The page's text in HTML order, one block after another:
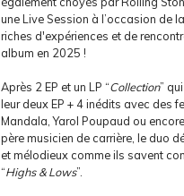
une Live Session à l’occasion de
riches d'expériences et de
album en 2025 !
Après 2 EP et un LP “Collection”
leur deux EP + 4 inédits avec des
Mandala, Yarol Poupaud ou
père musicien de carrière, le duo
et mélodieux comme ils savent
“Highs & Lows”.